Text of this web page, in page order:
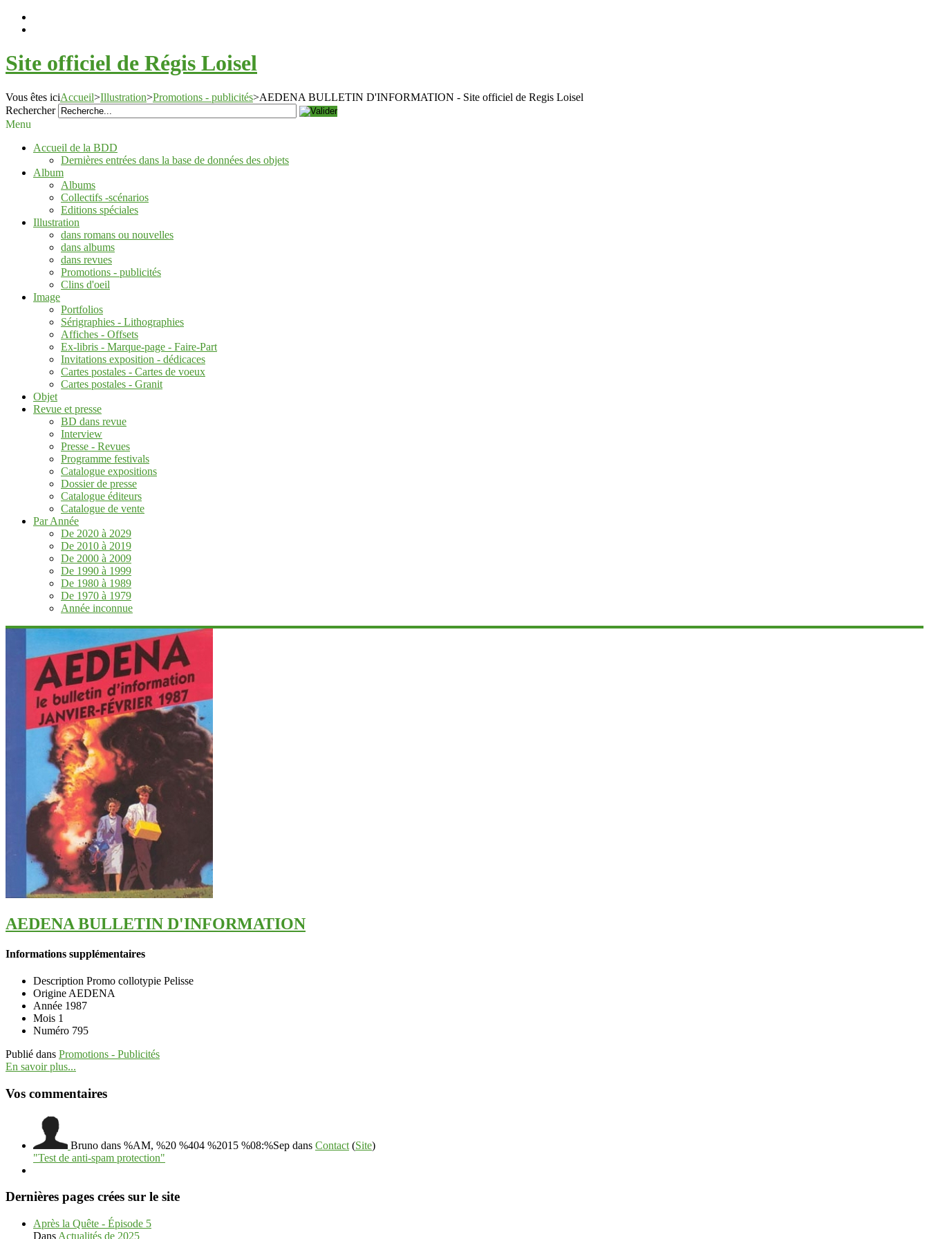
Site officiel de Régis Loisel
Vous êtes iciAccueil>Illustration>Promotions - publicités>AEDENA BULLETIN D'INFORMATION - Site officiel de Regis Loisel
Rechercher
Menu
Accueil de la BDD
Dernières entrées dans la base de données des objets
Album
Albums
Collectifs -scénarios
Editions spéciales
Illustration
dans romans ou nouvelles
dans albums
dans revues
Promotions - publicités
Clins d'oeil
Image
Portfolios
Sérigraphies - Lithographies
Affiches - Offsets
Ex-libris - Marque-page - Faire-Part
Invitations exposition - dédicaces
Cartes postales - Cartes de voeux
Cartes postales - Granit
Objet
Revue et presse
BD dans revue
Interview
Presse - Revues
Programme festivals
Catalogue expositions
Dossier de presse
Catalogue éditeurs
Catalogue de vente
Par Année
De 2020 à 2029
De 2010 à 2019
De 2000 à 2009
De 1990 à 1999
De 1980 à 1989
De 1970 à 1979
Année inconnue
AEDENA BULLETIN D'INFORMATION
Informations supplémentaires
Description Promo collotypie Pelisse
Origine AEDENA
Année 1987
Mois 1
Numéro 795
Publié dans Promotions - Publicités
En savoir plus...
Vos commentaires
Bruno dans %AM, %20 %404 %2015 %08:%Sep dans Contact (Site)
"Test de anti-spam protection"
Dernières pages crées sur le site
Après la Quête - Épisode 5
Dans Actualités de 2025